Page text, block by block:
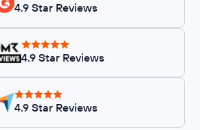
4.9 Star Reviews
4.9 Star Reviews
4.9 Star Reviews